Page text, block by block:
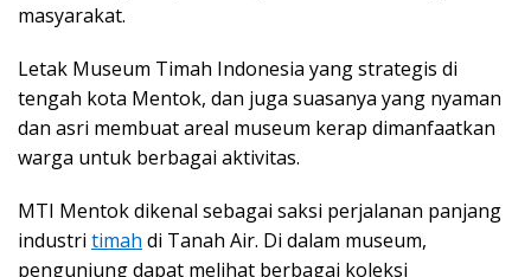
masyarakat.
Letak Museum Timah Indonesia yang strategis di
tengah kota Mentok, dan juga suasanya yang nyaman
dan asri membuat areal museum kerap dimanfaatkan
warga untuk berbagai aktivitas.
MTI Mentok dikenal sebagai saksi perjalanan panjang
industri timah di Tanah Air. Di dalam museum,
pengunjung dapat melihat berbagai koleksi